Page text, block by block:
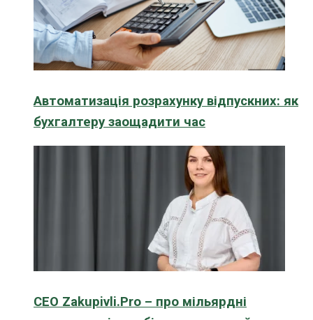
Автоматизація розрахунку відпускних: як
бухгалтеру заощадити час
CEO Zakupivli.Pro – про мільярдні